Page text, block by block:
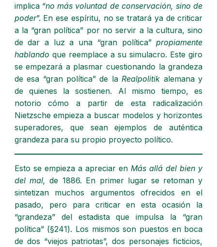
implica “no más voluntad de conservación, sino de
poder”. En ese espíritu, no se tratará ya de criticar
a la “gran política” por no servir a la cultura, sino
de dar a luz a una “gran política”propiamente
hablando que reemplace a su simulacro. Este giro
se empezará a plasmar cuestionando la grandeza
de esa “gran política” de laRealpolitik alemana y
de quienes la sostienen. Al mismo tiempo, es
notorio cómo a partir de esta radicalización
Nietzsche empieza a buscar modelos y horizontes
superadores, que sean ejemplos de auténtica
grandeza para su propio proyecto político.
Esto se empieza a apreciar enMás allá del bien y
del mal,de 1886. En primer lugar se retoman y
sintetizan muchos argumentos ofrecidos en el
pasado, pero para criticar en esta ocasión la
“grandeza” del estadista que impulsa la “gran
política” (§241). Los mismos son puestos en boca
de dos “viejos patriotas”, dos personajes ficticios,